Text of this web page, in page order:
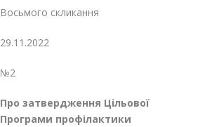
Восьмого скликання
29.11.2022
№2
Про затвердження Цільової
Програми профілактики